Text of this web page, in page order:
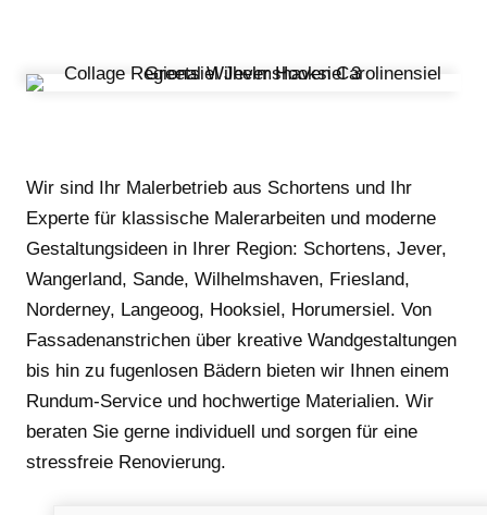
Wir sind Ihr Malerbetrieb aus Schortens und Ihr
Experte für klassische Malerarbeiten und moderne
Gestaltungsideen in Ihrer Region: Schortens, Jever,
Wangerland, Sande, Wilhelmshaven, Friesland,
Norderney, Langeoog, Hooksiel, Horumersiel. Von
Fassadenanstrichen über kreative Wandgestaltungen
bis hin zu fugenlosen Bädern bieten wir Ihnen einem
Rundum-Service und hochwertige Materialien. Wir
beraten Sie gerne individuell und sorgen für eine
stressfreie Renovierung.